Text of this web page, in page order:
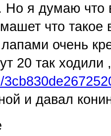
Но я думаю что
что такое
очень
20 так ходили
и давал